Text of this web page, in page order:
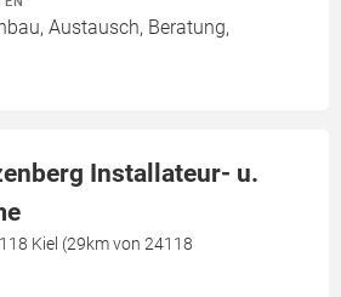
Austausch, Beratung,
Installateur- u.
Kiel (29km von 24118